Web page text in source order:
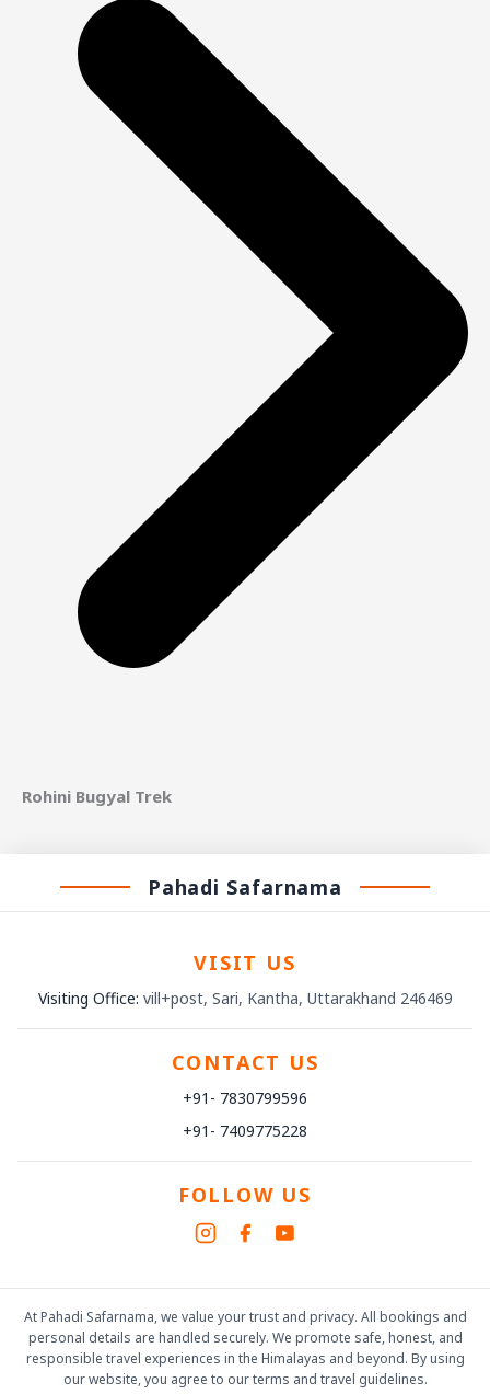
Rohini Bugyal Trek
Pahadi Safarnama
VISIT US
Visiting Office: vill+post, Sari, Kantha, Uttarakhand 246469
CONTACT US
+91- 7830799596
+91- 7409775228
FOLLOW US
At Pahadi Safarnama, we value your trust and privacy. All bookings and
personal details are handled securely. We promote safe, honest, and
responsible travel experiences in the Himalayas and beyond. By using
our website, you agree to our terms and travel guidelines.